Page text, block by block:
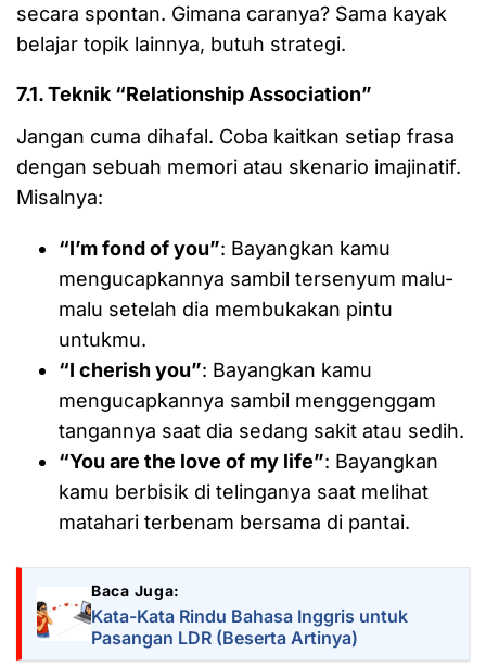
secara spontan. Gimana caranya? Sama kayak
belajar topik lainnya, butuh strategi.
7.1. Teknik “Relationship Association”
Jangan cuma dihafal. Coba kaitkan setiap frasa
dengan sebuah memori atau skenario imajinatif.
Misalnya:
“I’m fond of you”: Bayangkan kamu
mengucapkannya sambil tersenyum malu-
malu setelah dia membukakan pintu
untukmu.
“I cherish you”: Bayangkan kamu
mengucapkannya sambil menggenggam
tangannya saat dia sedang sakit atau sedih.
“You are the love of my life”: Bayangkan
kamu berbisik di telinganya saat melihat
matahari terbenam bersama di pantai.
Baca Juga:
Kata-Kata Rindu Bahasa Inggris untuk
Pasangan LDR (Beserta Artinya)